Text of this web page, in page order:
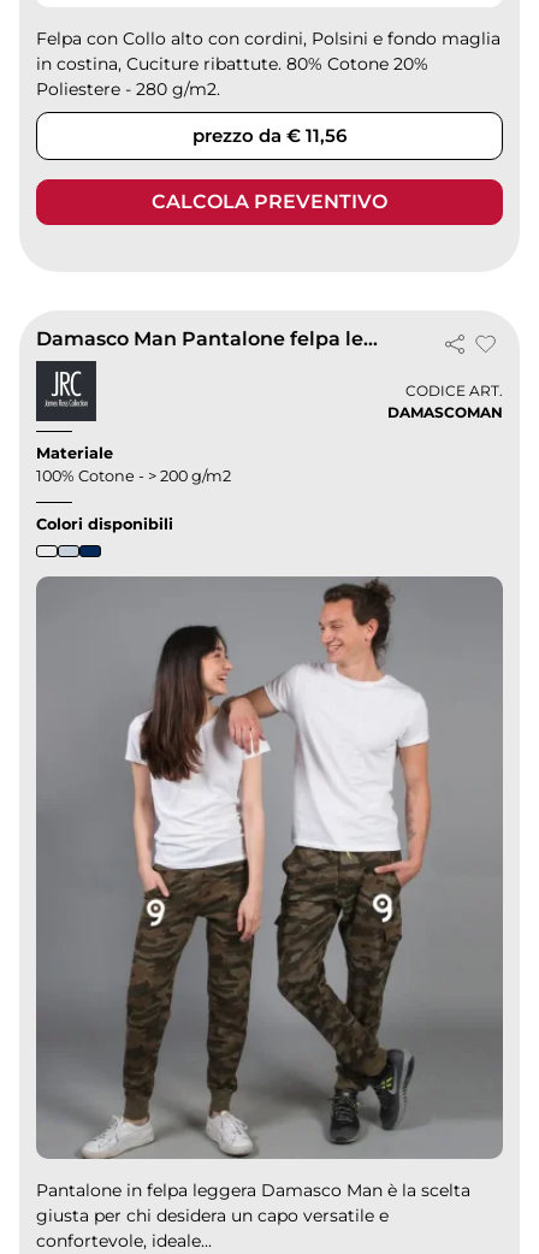
Felpa con Collo alto con cordini, Polsini e fondo maglia
in costina, Cuciture ribattute. 80% Cotone 20%
Poliestere - 280 g/m2.
prezzo da € 11,56
CALCOLA PREVENTIVO
Damasco Man Pantalone felpa leggera cotone fluo zip tasche
CODICE ART.
DAMASCOMAN
Materiale
100% Cotone - > 200 g/m2
Colori disponibili
Pantalone in felpa leggera Damasco Man è la scelta
giusta per chi desidera un capo versatile e
confortevole, ideale...